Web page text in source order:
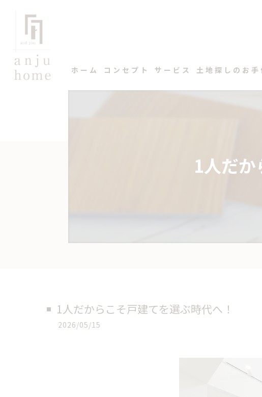
ホーム コンセプト サービス 土地探しのお手
1人だ
1人だからこそ戸建てを選ぶ時代へ！
2026/05/15